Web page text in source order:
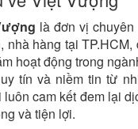
là đơn vị
nhà hàng tại
hoạt động trong
tín và niềm tin từ
cam kết đem lại
và tiện lợi.